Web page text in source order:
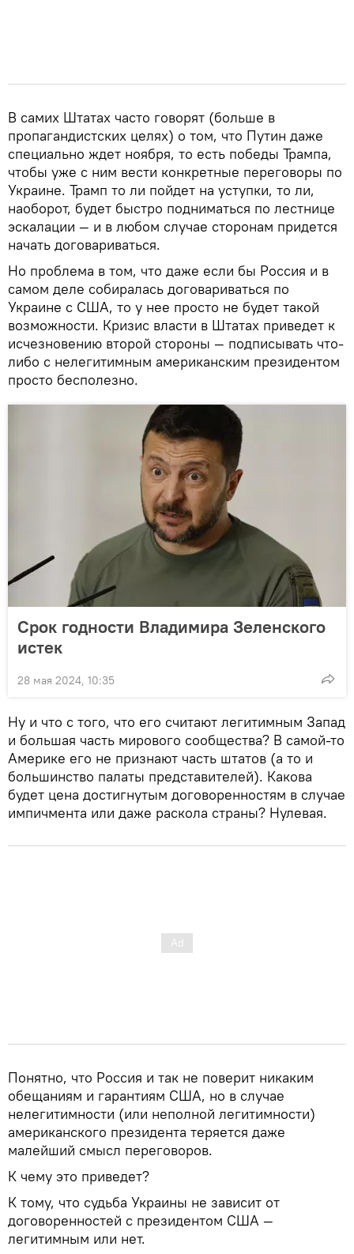
В самих Штатах часто говорят (больше в
пропагандистских целях) о том, что Путин даже
специально ждет ноября, то есть победы Трампа,
чтобы уже с ним вести конкретные переговоры по
Украине. Трамп то ли пойдет на уступки, то ли,
наоборот, будет быстро подниматься по лестнице
эскалации — и в любом случае сторонам придется
начать договариваться.
Но проблема в том, что даже если бы Россия и в
самом деле собиралась договариваться по
Украине с США, то у нее просто не будет такой
возможности. Кризис власти в Штатах приведет к
исчезновению второй стороны — подписывать что-
либо с нелегитимным американским президентом
просто бесполезно.
Срок годности Владимира Зеленского
истек
28 мая 2024, 10:35
Ну и что с того, что его считают легитимным Запад
и большая часть мирового сообщества? В самой-то
Америке его не признают часть штатов (а то и
большинство палаты представителей). Какова
будет цена достигнутым договоренностям в случае
импичмента или даже раскола страны? Нулевая.
Понятно, что Россия и так не поверит никаким
обещаниям и гарантиям США, но в случае
нелегитимности (или неполной легитимности)
американского президента теряется даже
малейший смысл переговоров.
К чему это приведет?
К тому, что судьба Украины не зависит от
договоренностей с президентом США —
легитимным или нет.